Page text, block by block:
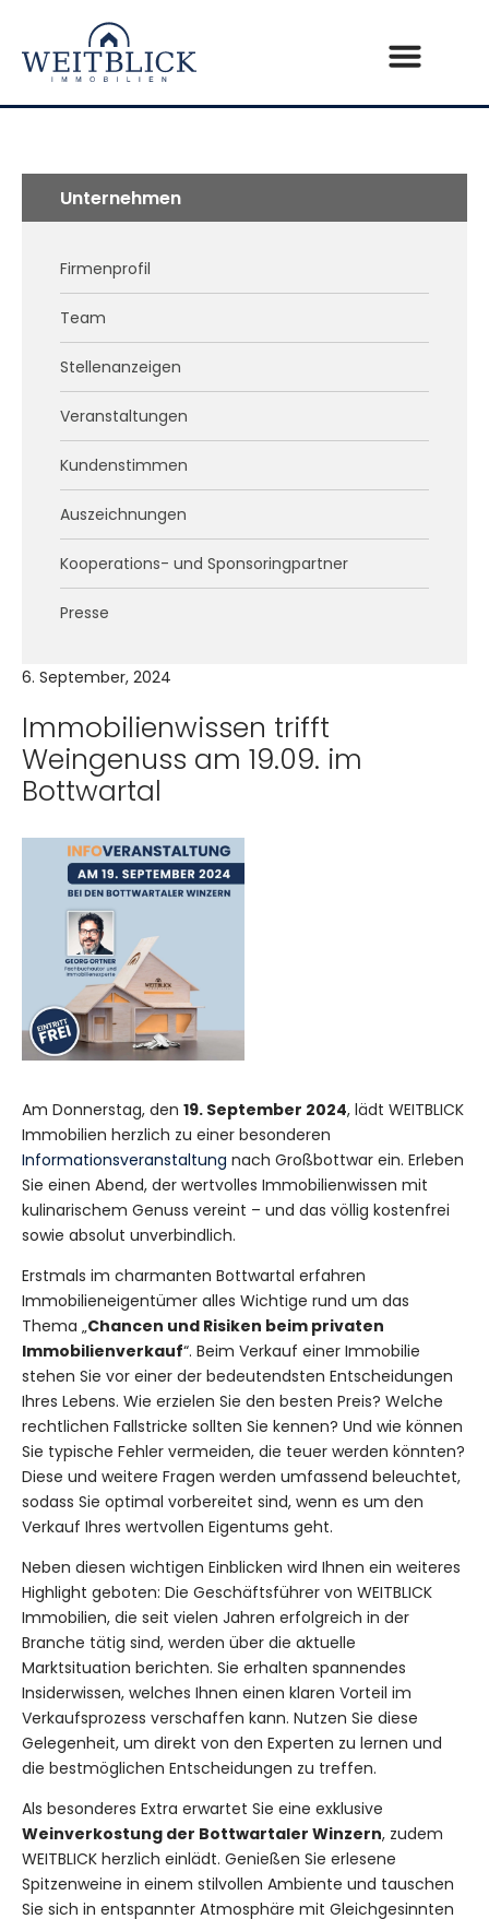
6. September, 2024
Immobilienwissen trifft
Weingenuss am 19.09. im
Bottwartal
Am Donnerstag, den 19. September 2024, lädt WEITBLICK
Immobilien herzlich zu einer besonderen
Informationsveranstaltung nach Großbottwar ein. Erleben
Sie einen Abend, der wertvolles Immobilienwissen mit
kulinarischem Genuss vereint – und das völlig kostenfrei
sowie absolut unverbindlich.
Erstmals im charmanten Bottwartal erfahren
Immobilieneigentümer alles Wichtige rund um das
Thema „Chancen und Risiken beim privaten
Immobilienverkauf“. Beim Verkauf einer Immobilie
stehen Sie vor einer der bedeutendsten Entscheidungen
Ihres Lebens. Wie erzielen Sie den besten Preis? Welche
rechtlichen Fallstricke sollten Sie kennen? Und wie können
Sie typische Fehler vermeiden, die teuer werden könnten?
Diese und weitere Fragen werden umfassend beleuchtet,
sodass Sie optimal vorbereitet sind, wenn es um den
Verkauf Ihres wertvollen Eigentums geht.
Neben diesen wichtigen Einblicken wird Ihnen ein weiteres
Highlight geboten: Die Geschäftsführer von WEITBLICK
Immobilien, die seit vielen Jahren erfolgreich in der
Branche tätig sind, werden über die aktuelle
Marktsituation berichten. Sie erhalten spannendes
Insiderwissen, welches Ihnen einen klaren Vorteil im
Verkaufsprozess verschaffen kann. Nutzen Sie diese
Gelegenheit, um direkt von den Experten zu lernen und
die bestmöglichen Entscheidungen zu treffen.
Als besonderes Extra erwartet Sie eine exklusive
Weinverkostung der Bottwartaler Winzern, zudem
WEITBLICK herzlich einlädt. Genießen Sie erlesene
Spitzenweine in einem stilvollen Ambiente und tauschen
Sie sich in entspannter Atmosphäre mit Gleichgesinnten
Unternehmen
Firmenprofil
Team
Stellenanzeigen
Veranstaltungen
Kundenstimmen
Auszeichnungen
Kooperations- und Sponsoringpartner
Presse